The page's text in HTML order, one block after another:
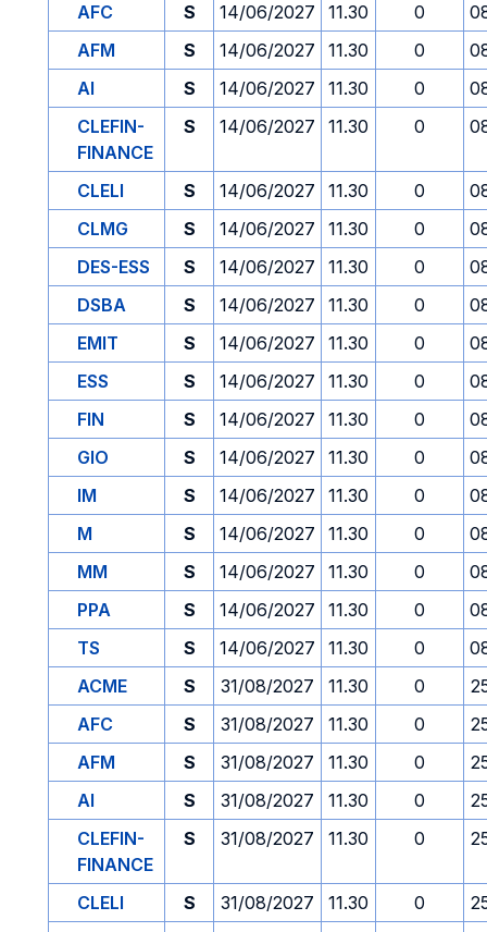
AFC
S 14/06/2027 11.30 0
AFM
S 14/06/2027 11.30 0
AI
S 14/06/2027 11.30 0
CLEFIN-
FINANCE
S 14/06/2027 11.30 0
CLELI S 14/06/2027 11.30 0
CLMG
S 14/06/2027 11.30 0
DES-ESS
S 14/06/2027 11.30 0
DSBA
S 14/06/2027 11.30 0
EMIT
S 14/06/2027 11.30 0
ESS
S 14/06/2027 11.30 0
FIN
S 14/06/2027 11.30 0
GIO
S 14/06/2027 11.30 0
IM
S 14/06/2027 11.30 0
M
S 14/06/2027 11.30 0
MM
S 14/06/2027 11.30 0
PPA
S 14/06/2027 11.30 0
TS
S 14/06/2027 11.30 0
ACME
S 31/08/2027 11.30 0
AFC
S 31/08/2027 11.30 0
AFM
S 31/08/2027 11.30 0
AI
S 31/08/2027 11.30 0
CLEFIN-
FINANCE
S 31/08/2027 11.30 0
CLELI S 31/08/2027 11.30 0